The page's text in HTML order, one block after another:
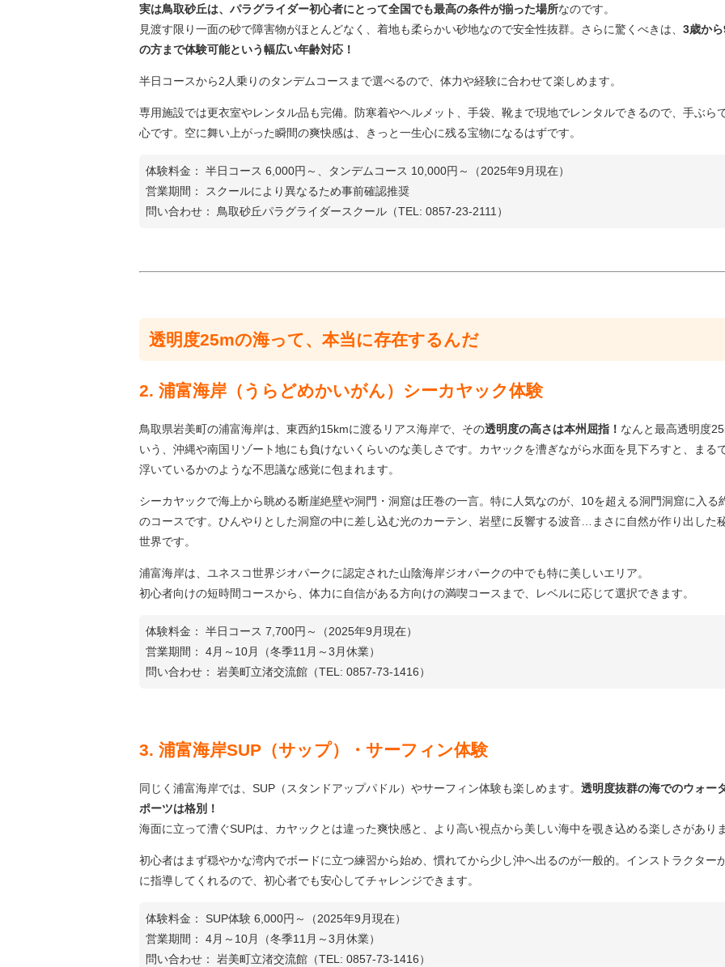
実は鳥取砂丘は、パラグライダー初心者にとって全国でも最高の条件が揃った場所なのです。
見渡す限り一面の砂で障害物がほとんどなく、着地も柔らかい砂地なので安全性抜群。さらに驚くべきは、 3歳か
の方まで体験可能という幅広い年齢対応！
半日コースから2人乗りのタンデムコースまで選べるので、体力や経験に合わせて楽しめます。
専用施設では更衣室やレンタル品も完備。防寒着やヘルメット、手袋、靴まで現地でレンタルできるので、手ぶら
心です。空に舞い上がった瞬間の爽快感は、きっと一生心に残る宝物になるはずです。
体験料金： 半日コース 6,000円～、タンデムコース 10,000円～（2025年9月現在）
営業期間： スクールにより異なるため事前確認推奨
問い合わせ： 鳥取砂丘パラグライダースクール（TEL: 0857-23-2111）
透明度25mの海って、本当に存在するんだ
2. 浦富海岸（うらどめかいがん）シーカヤック体験
鳥取県岩美町の浦富海岸は、東西約15kmに渡るリアス海岸で、その透明度の高さは本州屈指！ なんと最高透明度
いう、沖縄や南国リゾート地にも負けないくらいのな美しさです。カヤックを漕ぎながら水面を見下ろすと、まる
浮いているかのような不思議な感覚に包まれます。
シーカヤックで海上から眺める断崖絶壁や洞門・洞窟は圧巻の一言。特に人気なのが、10を超える洞門洞窟に入る
のコースです。ひんやりとした洞窟の中に差し込む光のカーテン、岩壁に反響する波音…まさに自然が作り出した
世界です。
浦富海岸は、ユネスコ世界ジオパークに認定された山陰海岸ジオパークの中でも特に美しいエリア。
初心者向けの短時間コースから、体力に自信がある方向けの満喫コースまで、レベルに応じて選択できます。
体験料金： 半日コース 7,700円～（2025年9月現在）
営業期間： 4月～10月（冬季11月～3月休業）
問い合わせ： 岩美町立渚交流館（TEL: 0857-73-1416）
3. 浦富海岸SUP（サップ）・サーフィン体験
同じく浦富海岸では、SUP（スタンドアップパドル）やサーフィン体験も楽しめます。 透明度抜群の海でのウォー
ポーツは格別！
海面に立って漕ぐSUPは、カヤックとは違った爽快感と、より高い視点から美しい海中を覗き込める楽しさがありま
初心者はまず穏やかな湾内でボードに立つ練習から始め、慣れてから少し沖へ出るのが一般的。インストラクター
に指導してくれるので、初心者でも安心してチャレンジできます。
体験料金： SUP体験 6,000円～（2025年9月現在）
営業期間： 4月～10月（冬季11月～3月休業）
問い合わせ： 岩美町立渚交流館（TEL: 0857-73-1416）